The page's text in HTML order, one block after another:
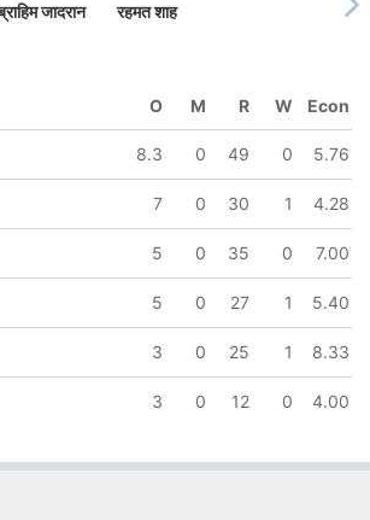
ov
34.4 ov
सायब्रान्ड
एनगेलब्रेचट
169/9
41.1 ov
रॉयलफ वैन डर
मर्व
पॉल वैन
जादरान रहमत शाह
O M R W Econ
8.3 0 49 0 5.76
7 0 30 1 4.28
5 0 35 0 7.00
5 0 27 1 5.40
3 0 25 1 8.33
3 0 12 0 4.00